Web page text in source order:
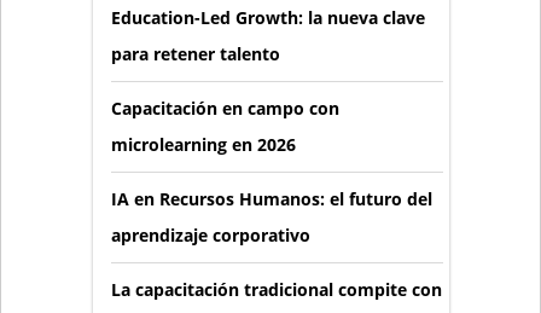
Education-Led Growth: la nueva clave
para retener talento
Capacitación en campo con
microlearning en 2026
IA en Recursos Humanos: el futuro del
aprendizaje corporativo
La capacitación tradicional compite con